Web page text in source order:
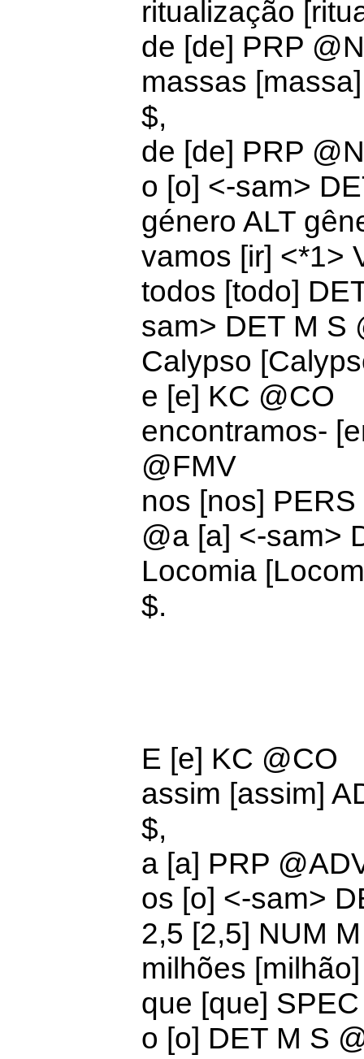
ritualização
de [de] PRP
massas
$,
de [de] PRP
o [o] <-sam>
género ALT
vamos [ir] <*1>
todos [todo]
sam> DET M S
Calypso
e [e] KC @CO
encontramos-
@FMV
nos [nos]
@a [a] <-sam>
Locomia
$.
E [e] KC @CO
assim [assim]
$,
a [a] PRP
os [o] <-sam>
2,5 [2,5] NUM
milhões
que [que]
o [o] DET M S